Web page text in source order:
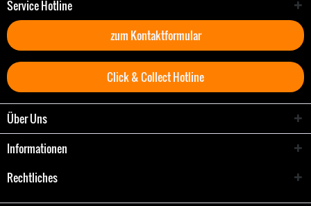
Service Hotline
zum Kontaktformular
Click & Collect Hotline
Über Uns
Informationen
Rechtliches